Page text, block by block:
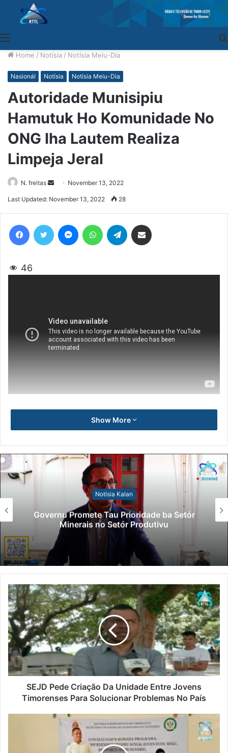
Home / Notísia / Notísia Meiu-Dia
Nasionál Notísia Notísia Meiu-Dia
Autoridade Munisipiu
Hamutuk Ho Komunidade No
ONG Iha Lautem Realiza
Limpeja Jeral
N. freitas
SendNovember 13, 2022
Last Updated: November 13, 2022 28
46
Show More
Notísia Kalan
Governu Promete Tau Prioridade ba Setór
Minerais no Setór Produtivu
SEJD Pede Criação Da Unidade Entre Jovens
Timorenses Para Solucionar Problemas No País